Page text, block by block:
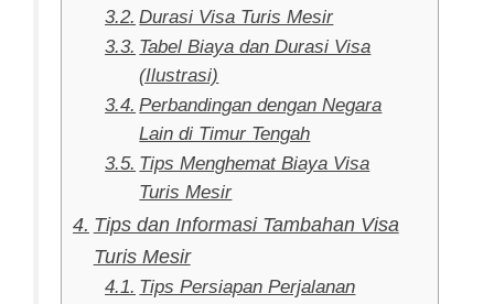
Durasi Visa Turis Mesir
Tabel Biaya dan Durasi Visa
(Ilustrasi)
Perbandingan dengan Negara
Lain di Timur Tengah
Tips Menghemat Biaya Visa
Turis Mesir
Tips dan Informasi Tambahan Visa
Turis Mesir
Tips Persiapan Perjalanan